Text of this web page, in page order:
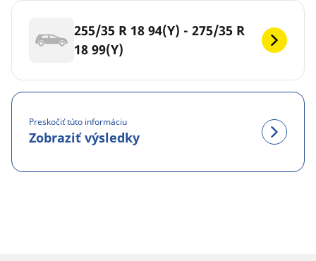
255/35 R 18 94(Y) - 275/35 R
18 99(Y)
Preskočiť túto informáciu
Zobraziť výsledky